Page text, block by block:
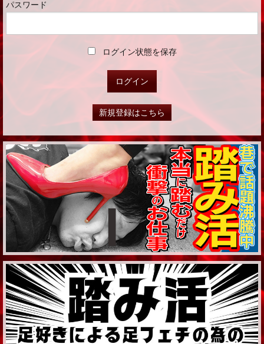
パスワード
ログイン状態を保存
新規登録はこちら